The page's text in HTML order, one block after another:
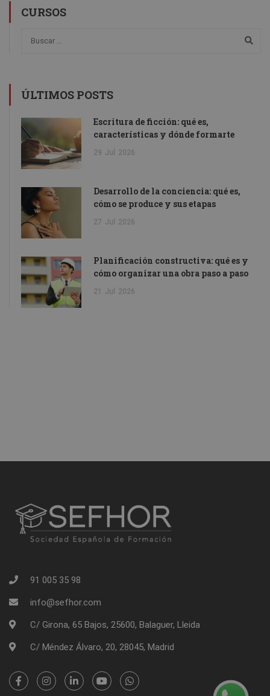
CURSOS
ÚLTIMOS POSTS
Escritura de ficción: qué es,
características y dónde formarte
29 Jul 2026
Desarrollo de la conciencia: qué es,
cómo se produce y sus etapas
27 Jul 2026
Planificación constructiva: qué es y
cómo organizar una obra paso a paso
21 Jul 2026
91 005 35 98
info@sefhor.com
C/ Girona, 65 Bajos, 25600, Balaguer, Lleida
C/ Méndez Álvaro, 20, 28045, Madrid